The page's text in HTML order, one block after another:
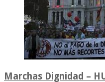
Marchas Dignidad –